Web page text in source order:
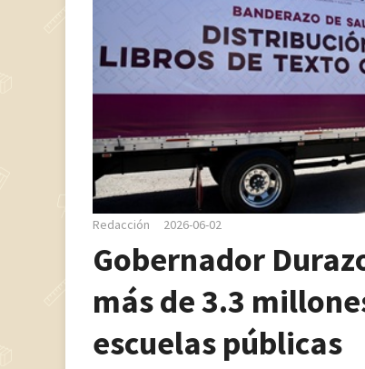
Redacción 2026-06-02
Gobernador
más de 3.3
escuelas públicas